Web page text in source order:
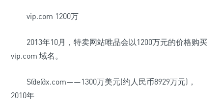
vip.com 1200万
2013年10月，特卖网站唯品会以1200万元的价格购买
vip.com 域名。
S@e@x.com——1300万美元(约人民币8929万元)，
2010年